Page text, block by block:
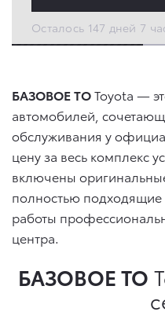
Осталось 147 дней 7
БАЗОВОЕ ТОToyota —
автомобилей,
обслуживания у
цену за весь комплекс
включены
полностью
работы
центра.
БАЗОВОЕ ТО